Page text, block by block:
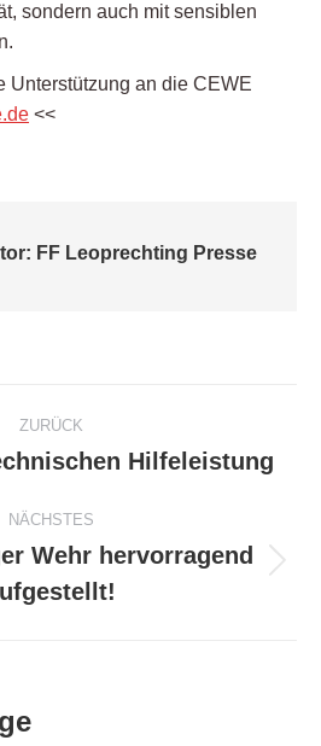
sondern auch mit sensiblen
Unterstützung an die CEWE
<<
FF Leoprechting Presse
ZURÜCK
VorherigerHilfeleistung
NÄCHSTES
Beitrag:
Wehr hervorragend